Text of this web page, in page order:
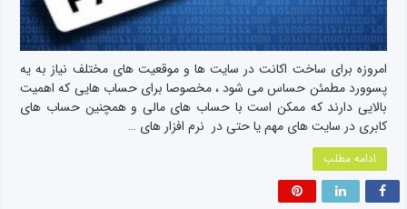
امروزه برای ساخت اکانت در سایت ها و موقعیت های مختلف نیاز به یه
پسوورد مطمئن حساس می شود ، مخصوصا برای حساب هایی که اهمیت
بالایی دارند که ممکن است با حساب های مالی و همچنین حساب های
کابری در سایت های مهم یا حتی در نرم افزار های …
ادامه مطلب